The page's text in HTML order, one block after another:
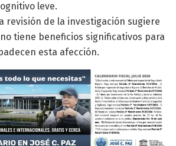
leve.
revisión de la investigación sugiere
tiene beneficios significativos para
esta afección.